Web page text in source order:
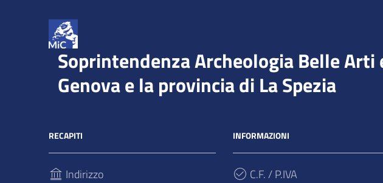
Soprintendenza Archeologia Belle
Genova e la provincia di La Spezia
RECAPITI
Indirizzo
INFORMAZIONI
C.F. / P.IVA